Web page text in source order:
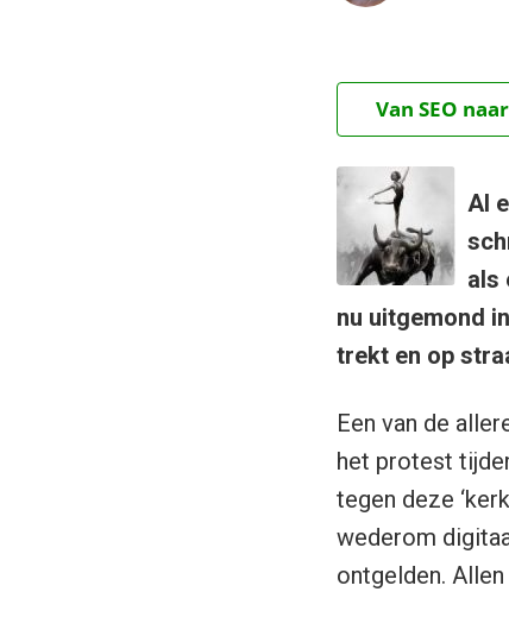
Van SEO
Al
als
nu uitgemond
trekt en op
Een van de
het protest
tegen deze
wederom
ontgelden.